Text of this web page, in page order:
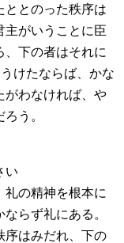
ととのった秩序は
主がいうことに臣
、下の者はそれに
けたならば、かな
がわなければ、や
う。
い
礼の精神を根本に
らず礼にある。
序はみだれ、下の